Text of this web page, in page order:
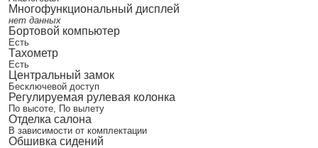
Многофункциональный дисплей
нет данных
Бортовой компьютер
Есть
Тахометр
Есть
Центральный замок
Бесключевой доступ
Регулируемая рулевая колонка
По высоте, По вылету
Отделка салона
В зависимости от комплектации
Обшивка сидений